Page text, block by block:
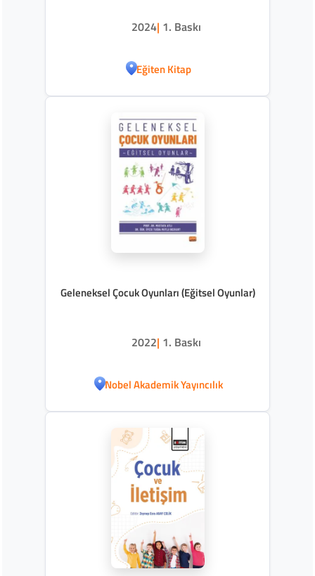
2024| 1. Baskı
Eğiten Kitap
Geleneksel Çocuk Oyunları (Eğitsel Oyunlar)
2022| 1. Baskı
Nobel Akademik Yayıncılık